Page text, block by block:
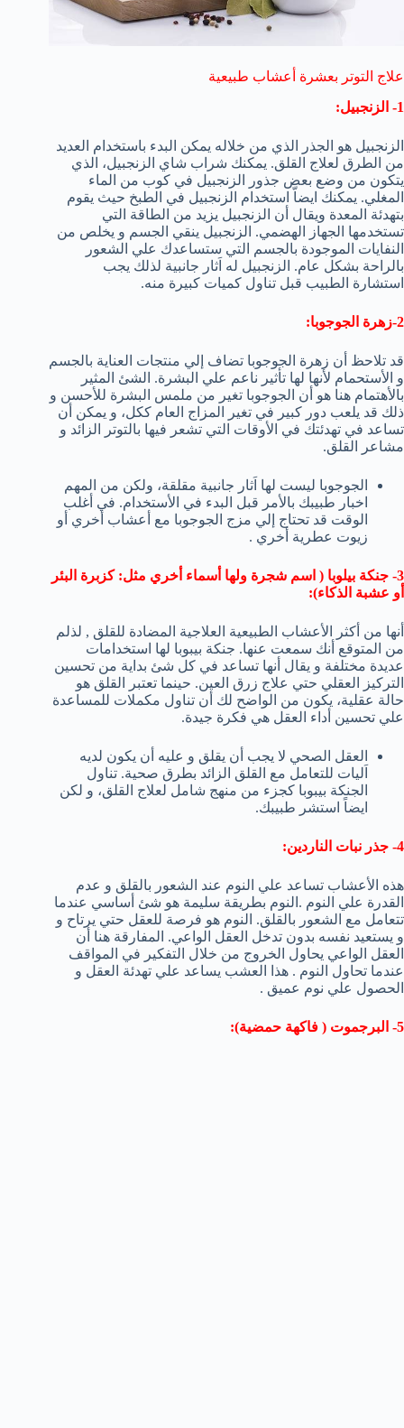
علاج التوتر بعشرة أعشاب طبيعية
1- الزنجبيل:
الزنجبيل هو الجذر الذي من خلاله يمكن البدء باستخدام العديد
من الطرق لعلاج القلق. يمكنك شراب شاي الزنجبيل، الذي
يتكون من وضع بعض جذور الزنجبيل في كوب من الماء
المغلي. يمكنك ايضاّ استخدام الزنجبيل في الطبخ حيث يقوم
بتهدئة المعدة ويقال أن الزنجبيل يزيد من الطاقة التي
تستخدمها الجهاز الهضمي. الزنجبيل ينقي الجسم و يخلص من
النفايات الموجودة بالجسم التي ستساعدك علي الشعور
بالراحة بشكل عام. الزنجبيل له اَثار جانبية لذلك يجب
استشارة الطبيب قبل تناول كميات كبيرة منه.
2-زهرة الجوجوبا:
قد تلاحظ أن زهرة الجوجوبا تضاف إلي منتجات العناية بالجسم
و الأستحمام لأنها لها تأثير ناعم علي البشرة. الشئ المثير
بالأهتمام هنا هو أن الجوجوبا تغير من ملمس البشرة للأحسن و
ذلك قد يلعب دور كبير في تغير المزاج العام ككل، و يمكن أن
تساعد في تهدئتك في الأوقات التي تشعر فيها بالتوتر الزائد و
مشاعر القلق.
الجوجوبا ليست لها اَثار جانبية مقلقة، ولكن من المهم
اخبار طبيبك بالأمر قبل البدء في الأستخدام. في أغلب
الوقت قد تحتاج إلي مزج الجوجوبا مع أعشاب أخري أو
زيوت عطرية أخري .
3- جنكة بيلوبا ( اسم شجرة ولها أسماء أخري مثل: كزبرة البئر
أو عشبة الذكاء):
أنها من أكثر الأعشاب الطبيعية العلاجية المضادة للقلق , لذلم
من المتوقع أنك سمعت عنها. جنكة بيبوبا لها استخدامات
عديدة مختلفة و يقال أنها تساعد في كل شئ بداية من تحسين
التركيز العقلي حتي علاج زرق العين. حينما تعتبر القلق هو
حالة عقلية، يكون من الواضح لك أن تناول مكملات للمساعدة
علي تحسين أداء العقل هي فكرة جيدة.
العقل الصحي لا يجب أن يقلق و عليه أن يكون لديه
اَليات للتعامل مع القلق الزائد بطرق صحية. تناول
الجنكة بيبوبا كجزء من منهج شامل لعلاج القلق، و لكن
ايضاً استشر طبيبك.
4- جذر نبات الناردين:
هذه الأعشاب تساعد علي النوم عند الشعور بالقلق و عدم
القدرة علي النوم .النوم بطريقة سليمة هو شئ أساسي عندما
تتعامل مع الشعور بالقلق. النوم هو فرصة للعقل حتي يرتاح و
و يستعيد نفسه بدون تدخل العقل الواعي. المفارقة هنا أن
العقل الواعي يحاول الخروج من خلال التفكير في المواقف
عندما تحاول النوم . هذا العشب يساعد علي تهدئة العقل و
الحصول علي نوم عميق .
5- البرجموت ( فاكهة حمضية):